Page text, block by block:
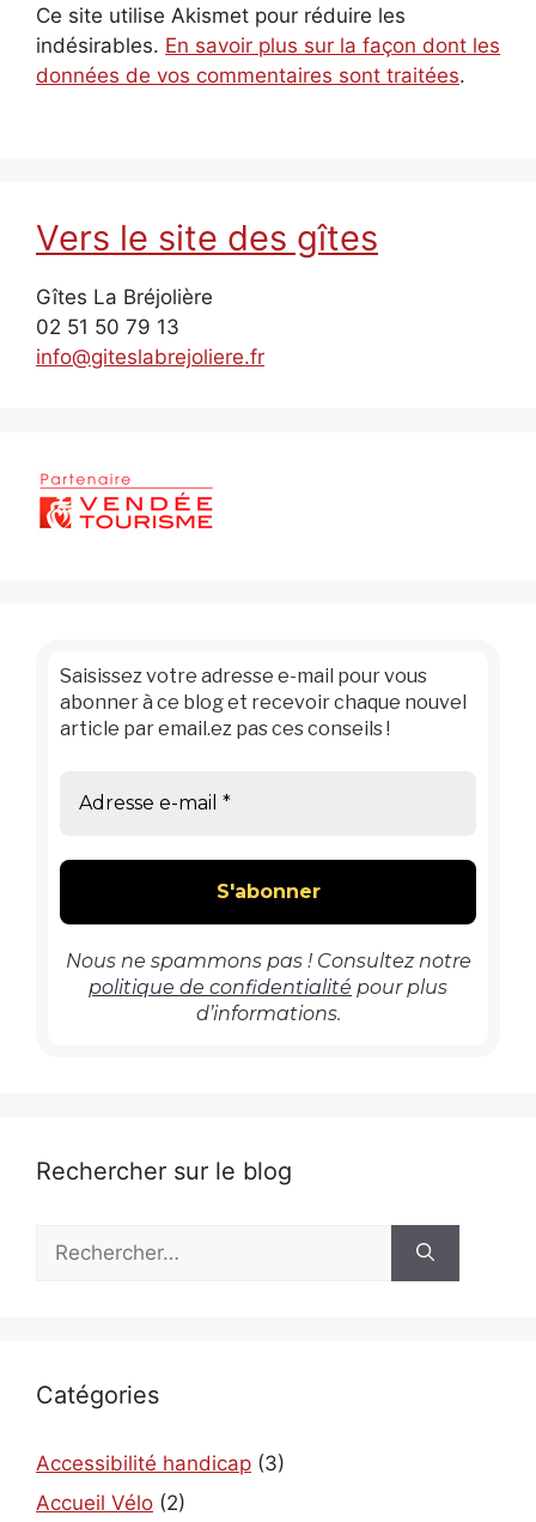
Ce site utilise Akismet pour réduire les
indésirables. En savoir plus sur la façon dont les
données de vos commentaires sont traitées.
Vers le site des gîtes
Gîtes La Bréjolière
02 51 50 79 13
info@giteslabrejoliere.fr
Saisissez votre adresse e-mail pour vous
abonner à ce blog et recevoir chaque nouvel
article par email.ez pas ces conseils !
Nous ne spammons pas ! Consultez notre
politique de confidentialité pour plus
d’informations.
Rechercher sur le blog
Catégories
Accessibilité handicap (3)
Accueil Vélo (2)